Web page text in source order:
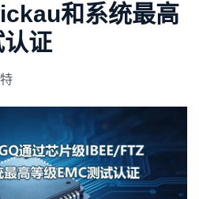
和系统最高
证